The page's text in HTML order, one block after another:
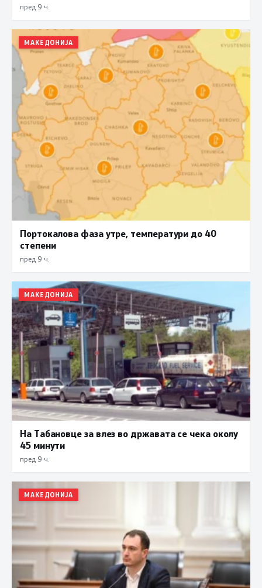
пред 9 ч.
МАКЕДОНИЈА
Портокалова фаза утре, температури до 40
степени
пред 9 ч.
МАКЕДОНИЈА
На Табановце за влез во државата се чека околу
45 минути
пред 9 ч.
МАКЕДОНИЈА